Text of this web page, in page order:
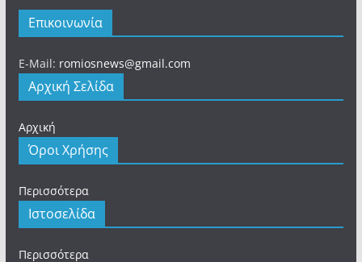
Επικοινωνία
E-Mail: romiosnews@gmail.com
Αρχική Σελίδα
Αρχική
Όροι Χρήσης
Περισσότερα
Ιστοσελίδα
Περισσότερα